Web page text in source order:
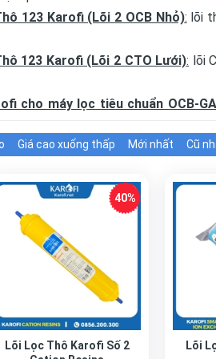
123 Karofi (Lõi 2 OCB Nhỏ): lõi
123 Karofi (Lõi 2 CTO Lưới): lõi
cho máy lọc tiêu chuẩn
Giá cao xuống thấp Mới nhất Cũ
Lõi Lọc Thô Karofi Số 2
Lõi